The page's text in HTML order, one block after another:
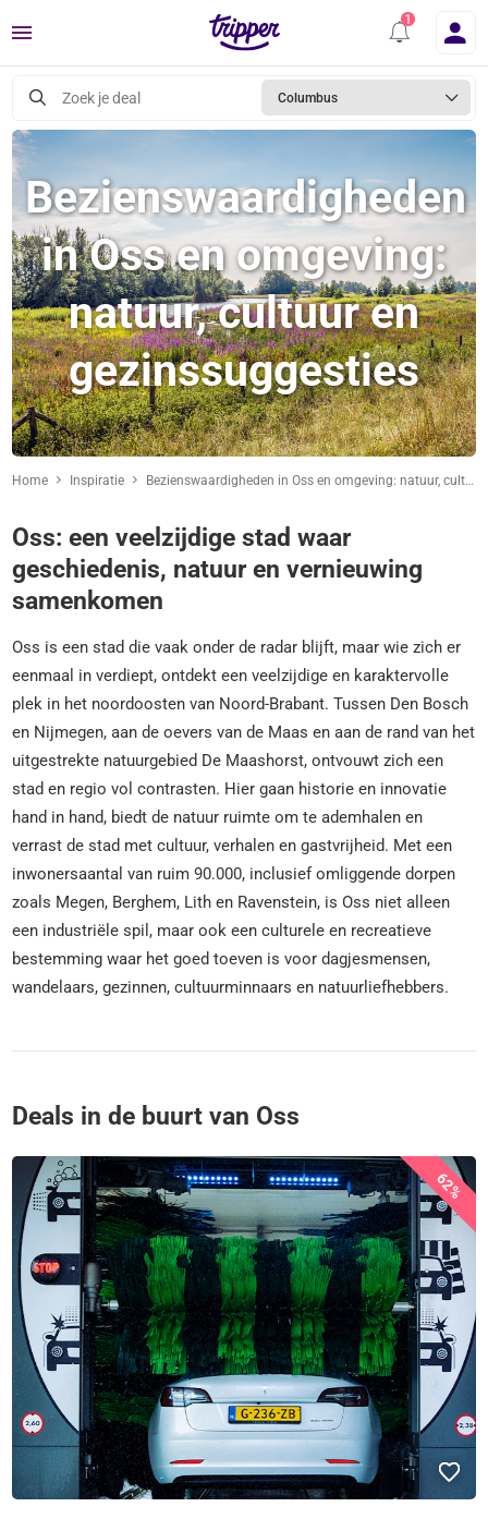
Menu
Zoek je deal Columbus
Bezienswaardigheden
in Oss en omgeving:
natuur, cultuur en
gezinssuggesties
Home Inspiratie Bezienswaardigheden in Oss en omgeving: natuur, cultuur en gezinssuggesties
Oss: een veelzijdige stad waar
geschiedenis, natuur en vernieuwing
samenkomen
Oss is een stad die vaak onder de radar blijft, maar wie zich er
eenmaal in verdiept, ontdekt een veelzijdige en karaktervolle
plek in het noordoosten van Noord-Brabant. Tussen Den Bosch
en Nijmegen, aan de oevers van de Maas en aan de rand van het
uitgestrekte natuurgebied De Maashorst, ontvouwt zich een
stad en regio vol contrasten. Hier gaan historie en innovatie
hand in hand, biedt de natuur ruimte om te ademhalen en
verrast de stad met cultuur, verhalen en gastvrijheid. Met een
inwonersaantal van ruim 90.000, inclusief omliggende dorpen
zoals Megen, Berghem, Lith en Ravenstein, is Oss niet alleen
een industriële spil, maar ook een culturele en recreatieve
bestemming waar het goed toeven is voor dagjesmensen,
wandelaars, gezinnen, cultuurminnaars en natuurliefhebbers.
Deals in de buurt van Oss
62%